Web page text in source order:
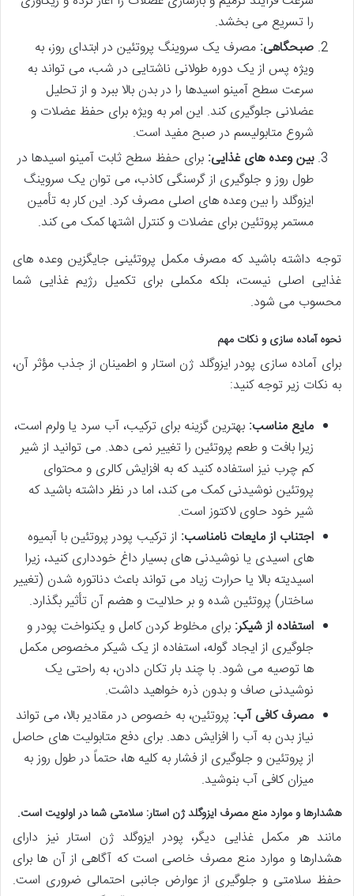
را تسریع می بخشد.
صبحگاهی: مصرف یک سروینگ پروتئین در ابتدای روز، به
ویژه پس از یک دوره طولانی ناشتایی در شب، می تواند به
سرعت سطح آمینو اسیدها را در بدن بالا ببرد و از تحلیل
عضلانی جلوگیری کند. این امر به ویژه برای حفظ عضلات و
شروع متابولیسم در صبح مفید است.
بین وعده های غذایی: برای حفظ سطح ثابت آمینو اسیدها در
طول روز و جلوگیری از گرسنگی کاذب، می توان یک سروینگ
ایزوگلد را بین وعده های اصلی مصرف کرد. این کار به تأمین
مستمر پروتئین برای عضلات و کنترل اشتها کمک می کند.
توجه داشته باشید که مصرف مکمل پروتئینی جایگزین وعده های
غذایی اصلی نیست، بلکه مکملی برای تکمیل رژیم غذایی شما
محسوب می شود.
نحوه آماده سازی و نکات مهم
برای آماده سازی پودر ایزوگلد ژن استار و اطمینان از جذب مؤثر آن،
به نکات زیر توجه کنید:
مایع مناسب: بهترین گزینه برای ترکیب، آب سرد یا ولرم است،
زیرا بافت و طعم پروتئین را تغییر نمی دهد. می توانید از شیر
کم چرب نیز استفاده کنید که به افزایش کالری و محتوای
پروتئین نوشیدنی کمک می کند، اما در نظر داشته باشید که
شیر خود حاوی لاکتوز است.
اجتناب از مایعات نامناسب: از ترکیب پودر پروتئین با آبمیوه
های اسیدی یا نوشیدنی های بسیار داغ خودداری کنید، زیرا
اسیدیته بالا یا حرارت زیاد می تواند باعث دناتوره شدن (تغییر
ساختار) پروتئین شده و بر حلالیت و هضم آن تأثیر بگذارد.
استفاده از شیکر: برای مخلوط کردن کامل و یکنواخت پودر و
جلوگیری از ایجاد گوله، استفاده از یک شیکر مخصوص مکمل
ها توصیه می شود. با چند بار تکان دادن، به راحتی یک
نوشیدنی صاف و بدون ذره خواهید داشت.
مصرف کافی آب: پروتئین، به خصوص در مقادیر بالا، می تواند
نیاز بدن به آب را افزایش دهد. برای دفع متابولیت های حاصل
از پروتئین و جلوگیری از فشار به کلیه ها، حتماً در طول روز به
میزان کافی آب بنوشید.
هشدارها و موارد منع مصرف ایزوگلد ژن استار: سلامتی شما در اولویت است.
مانند هر مکمل غذایی دیگر، پودر ایزوگلد ژن استار نیز دارای
هشدارها و موارد منع مصرف خاصی است که آگاهی از آن ها برای
حفظ سلامتی و جلوگیری از عوارض جانبی احتمالی ضروری است.